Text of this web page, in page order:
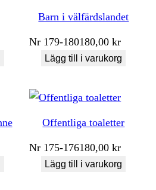
Barn i välfärdslandet
Nr 179-180180,00kr
Lägg till i varukorg
Offentliga toaletter
Nr 175-176180,00kr
Lägg till i varukorg